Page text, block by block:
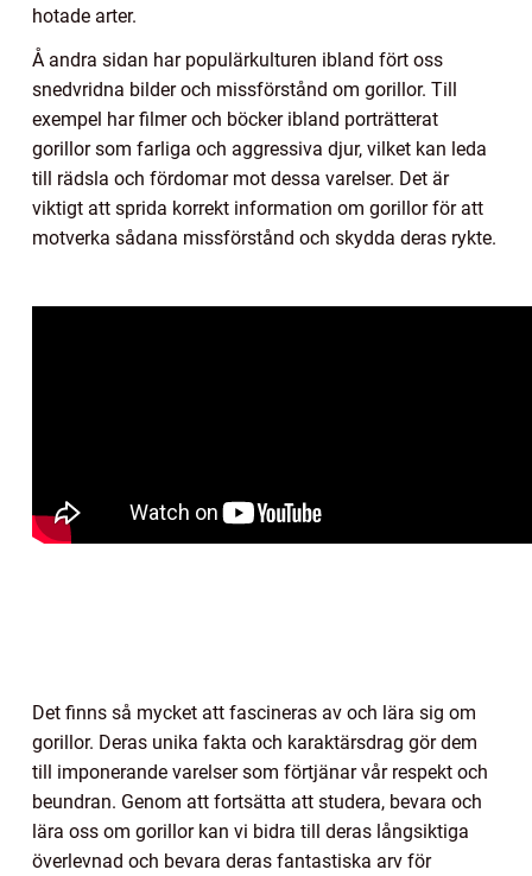
hotade arter.
Å andra sidan har populärkulturen ibland fört oss
snedvridna bilder och missförstånd om gorillor. Till
exempel har filmer och böcker ibland porträtterat
gorillor som farliga och aggressiva djur, vilket kan leda
till rädsla och fördomar mot dessa varelser. Det är
viktigt att sprida korrekt information om gorillor för att
motverka sådana missförstånd och skydda deras rykte.
Det finns så mycket att fascineras av och lära sig om
gorillor. Deras unika fakta och karaktärsdrag gör dem
till imponerande varelser som förtjänar vår respekt och
beundran. Genom att fortsätta att studera, bevara och
lära oss om gorillor kan vi bidra till deras långsiktiga
överlevnad och bevara deras fantastiska arv för